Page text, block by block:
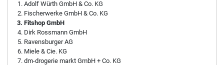
Adolf Würth GmbH & Co. KG
Fischerwerke GmbH & Co. KG
Fitshop GmbH
Dirk Rossmann GmbH
Ravensburger AG
Miele & Cie. KG
dm-drogerie markt GmbH + Co. KG